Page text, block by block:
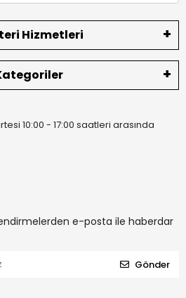
Hizmetleri
10:00 - 17:00 saatleri arasında
e-posta ile haberdar
Gönder